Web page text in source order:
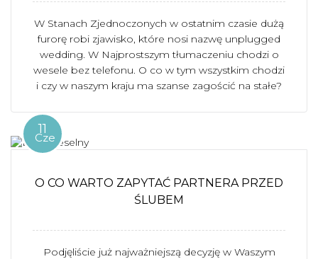
W Stanach Zjednoczonych w ostatnim czasie dużą
furorę robi zjawisko, które nosi nazwę unplugged
wedding. W Najprostszym tłumaczeniu chodzi o
wesele bez telefonu. O co w tym wszystkim chodzi
i czy w naszym kraju ma szanse zagościć na stałe?
11
Cze
O CO WARTO ZAPYTAĆ PARTNERA PRZED
ŚLUBEM
Podjęliście już najważniejszą decyzję w Waszym